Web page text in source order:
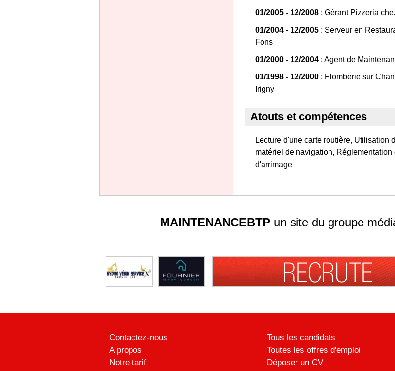
01/2005 - 12/2008 : Gérant Pizzeria
01/2004 - 12/2005 : Serveur en
Fons
01/2000 - 12/2004 : Agent de
01/1998 - 12/2000 : Plomberie sur
Irigny
Atouts et compétences
Lecture d'une carte routière, Utilisation
matériel de navigation,
d'arrimage
MAINTENANCEBTPun site du groupe
Contactez-nous
A propos
Notre tarif
Tous les candidats
Toutes les offres d'emploi
Déposer un CV